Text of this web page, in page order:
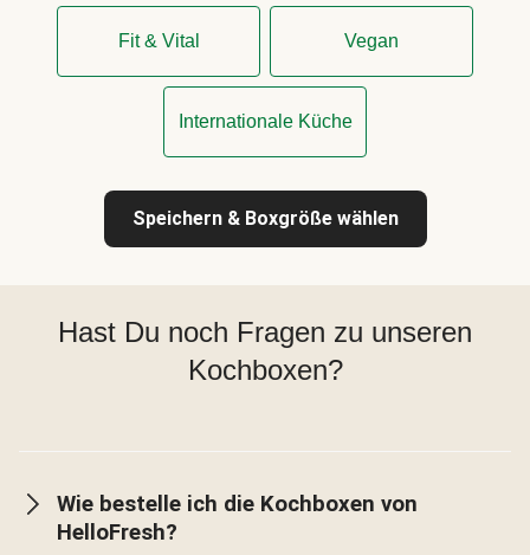
Fit & Vital Vegan
Internationale Küche
Speichern & Boxgröße wählen
Hast Du noch Fragen zu unseren
Kochboxen?
Wie bestelle ich die Kochboxen von
HelloFresh?